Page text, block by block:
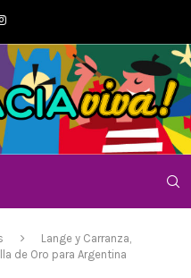
Lange y Carranza,
de Oro para Argentina